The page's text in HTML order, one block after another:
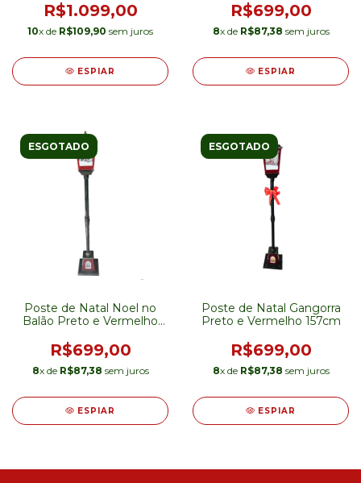
R$1.099,00
10x de R$109,90 sem juros
ESPIAR
R$699,00
8x de R$87,38 sem juros
ESPIAR
ESGOTADO
Poste de Natal Noel no
Balão Preto e Vermelho
R$699,00
8x de R$87,38 sem juros
ESPIAR
ESGOTADO
Poste de Natal Gangorra
Preto e Vermelho 157cm
R$699,00
8x de R$87,38 sem juros
ESPIAR